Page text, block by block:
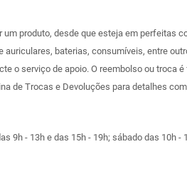
um produto, desde que esteja em perfeitas
auriculares, baterias, consumíveis, entre
o serviço de apoio. O reembolso ou troca
de Trocas e Devoluções para detalhes
9h - 13h e das 15h - 19h; sábado das 10h -